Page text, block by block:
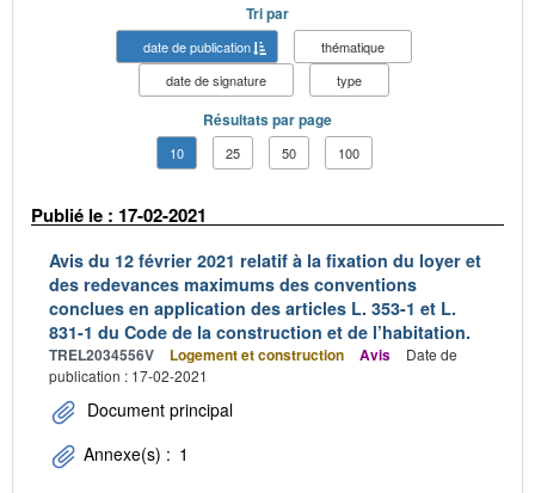
Tri par
date de publication
thématique
date de signature
type
Résultats par page
10 25 50 100
Publié le : 17-02-2021
Avis du 12 février 2021 relatif à la fixation du loyer et
des redevances maximums des conventions
conclues en application des articles L. 353-1 et L.
831-1 du Code de la construction et de l’habitation.
TREL2034556V Logement et construction Avis
Date de
publication : 17-02-2021
Document principal
Annexe(s) : 1